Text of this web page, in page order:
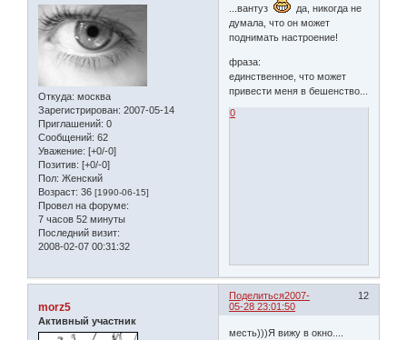
Откуда: москва
Зарегистрирован: 2007-05-14
Приглашений: 0
Сообщений: 62
Уважение: [+0/-0]
Позитив: [+0/-0]
Пол: Женский
Возраст: 36 [1990-06-15]
Провел на форуме:
7 часов 52 минуты
Последний визит:
2008-02-07 00:31:32
...вантуз
да, никогда не
думала, что он может
поднимать настроение!
фраза:
единственное, что может
привести меня в бешенство...
0
Поделиться 12
2007-
05-28 23:01:50
morz5
Активный участник
месть)))Я вижу в окно....